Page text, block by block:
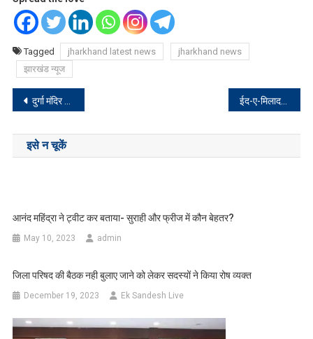
Tagged jharkhand latest news
jharkhand news
झारखंड न्यूज
Post
navigation
दुर्गा मंदिर दुर्गा पूजा समिति सदाबहार ने किया प्रर्दशन,
इसे न चूकें
आनंद महिंद्रा ने ट्वीट कर बताया- सुराही और फ्रीज में कौन बेहतर?
May 10, 2023 admin
जिला परिषद की बैठक नही बुलाए जाने को लेकर सदस्यों ने किया रोष व्यक्त
December 19, 2023 Ek Sandesh Live